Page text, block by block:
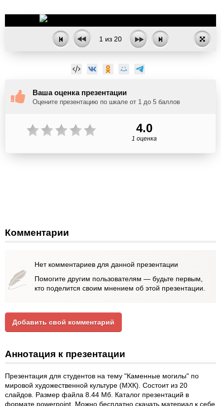
1 из 20
Ваша оценка презентации
Оцените презентацию по шкале от 1 до 5 баллов
4.0
1 оценка
Комментарии
Нет комментариев для данной презентации
Помогите другим пользователям — будьте первым,
кто поделится своим мнением об этой презентации.
Добавить свой комментарий
Аннотация к презентации
Презентация для студентов на тему "Каменные могилы" по
мировой художественной культуре (МХК). Состоит из 20
слайдов. Размер файла 8.44 Мб. Каталог презентаций в
формате powerpoint. Можно бесплатно скачать материал к себе